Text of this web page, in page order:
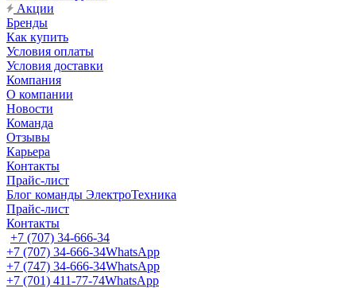
Акции
Бренды
Как купить
Условия оплаты
Условия доставки
Компания
О компании
Новости
Команда
Отзывы
Карьера
Контакты
Прайс-лист
Блог команды ЭлектроТехника
Прайс-лист
Контакты
+7 (707) 34-666-34
+7 (707) 34-666-34WhatsApp
+7 (747) 34-666-34WhatsApp
+7 (701) 411-77-74WhatsApp